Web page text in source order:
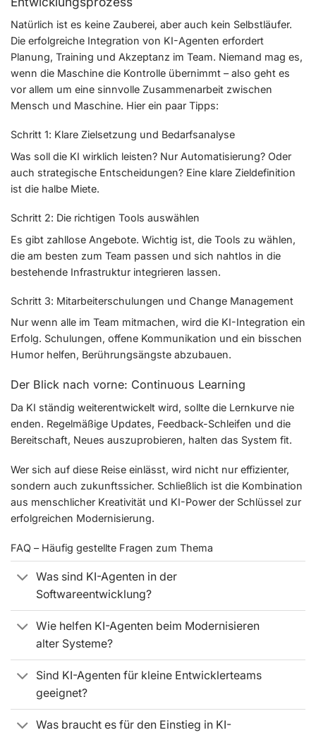
Natürlich ist es keine Zauberei, aber auch kein Selbstläufer.
Die erfolgreiche Integration von KI-Agenten erfordert
Planung, Training und Akzeptanz im Team. Niemand mag es,
wenn die Maschine die Kontrolle übernimmt – also geht es
vor allem um eine sinnvolle Zusammenarbeit zwischen
Mensch und Maschine. Hier ein paar Tipps:
Schritt 1: Klare Zielsetzung und Bedarfsanalyse
Was soll die KI wirklich leisten? Nur Automatisierung? Oder
auch strategische Entscheidungen? Eine klare Zieldefinition
ist die halbe Miete.
Schritt 2: Die richtigen Tools auswählen
Es gibt zahllose Angebote. Wichtig ist, die Tools zu wählen,
die am besten zum Team passen und sich nahtlos in die
bestehende Infrastruktur integrieren lassen.
Schritt 3: Mitarbeiterschulungen und Change Management
Nur wenn alle im Team mitmachen, wird die KI-Integration ein
Erfolg. Schulungen, offene Kommunikation und ein bisschen
Humor helfen, Berührungsängste abzubauen.
Der Blick nach vorne: Continuous Learning
Da KI ständig weiterentwickelt wird, sollte die Lernkurve nie
enden. Regelmäßige Updates, Feedback-Schleifen und die
Bereitschaft, Neues auszuprobieren, halten das System fit.
Wer sich auf diese Reise einlässt, wird nicht nur effizienter,
sondern auch zukunftssicher. Schließlich ist die Kombination
aus menschlicher Kreativität und KI-Power der Schlüssel zur
erfolgreichen Modernisierung.
FAQ – Häufig gestellte Fragen zum Thema
Was sind KI-Agenten in der
Softwareentwicklung?
Wie helfen KI-Agenten beim Modernisieren
alter Systeme?
Sind KI-Agenten für kleine Entwicklerteams
geeignet?
Was braucht es für den Einstieg in KI-